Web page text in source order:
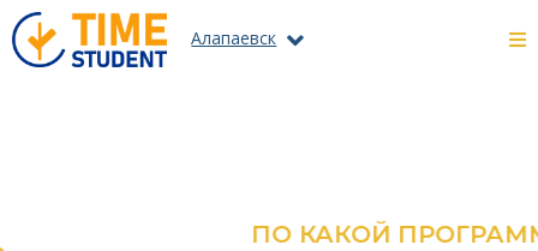
Алапаевск
ПО КАКОЙ ПРОГРАММЕ?